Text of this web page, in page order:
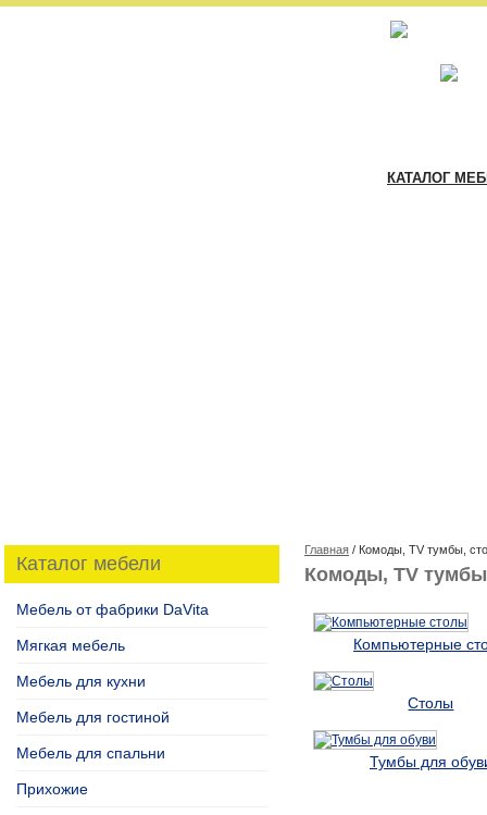
КАТАЛОГ
Каталог мебели
Мебель от фабрики DaVita
Мягкая мебель
Мебель для кухни
Мебель для гостиной
Мебель для спальни
Прихожие
Главная / Комоды, TV тумбы,
Комоды, TV
Компьютерные
Столы
Тумбы для